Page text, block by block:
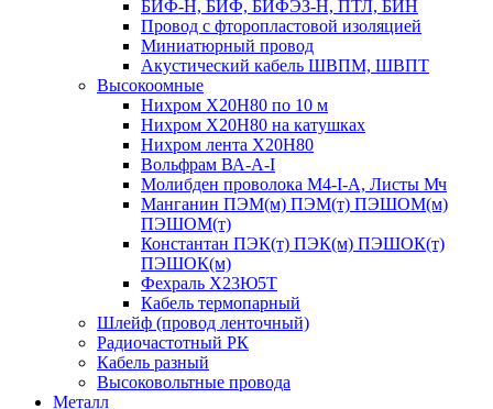
БИФ-Н, БИФ, БИФЭЗ-Н, ПТЛ, БИН
Провод с фторопластовой изоляцией
Миниатюрный провод
Акустический кабель ШВПМ, ШВПТ
Высокоомные
Нихром Х20Н80 по 10 м
Нихром Х20Н80 на катушках
Нихром лента Х20Н80
Вольфрам ВА-А-I
Молибден проволока М4-I-А, Листы Мч
Манганин ПЭМ(м) ПЭМ(т) ПЭШОМ(м)
ПЭШОМ(т)
Константан ПЭК(т) ПЭК(м) ПЭШОК(т)
ПЭШОК(м)
Фехраль Х23Ю5Т
Кабель термопарный
Шлейф (провод ленточный)
Радиочастотный РК
Кабель разный
Высоковольтные провода
Металл